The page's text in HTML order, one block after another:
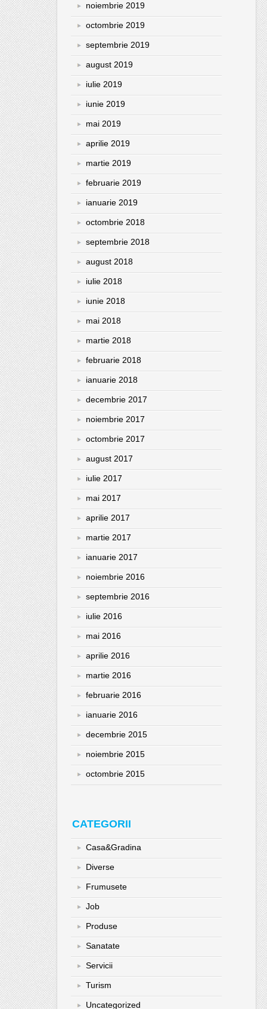
noiembrie 2019
octombrie 2019
septembrie 2019
august 2019
iulie 2019
iunie 2019
mai 2019
aprilie 2019
martie 2019
februarie 2019
ianuarie 2019
octombrie 2018
septembrie 2018
august 2018
iulie 2018
iunie 2018
mai 2018
martie 2018
februarie 2018
ianuarie 2018
decembrie 2017
noiembrie 2017
octombrie 2017
august 2017
iulie 2017
mai 2017
aprilie 2017
martie 2017
ianuarie 2017
noiembrie 2016
septembrie 2016
iulie 2016
mai 2016
aprilie 2016
martie 2016
februarie 2016
ianuarie 2016
decembrie 2015
noiembrie 2015
octombrie 2015
CATEGORII
Casa&Gradina
Diverse
Frumusete
Job
Produse
Sanatate
Servicii
Turism
Uncategorized